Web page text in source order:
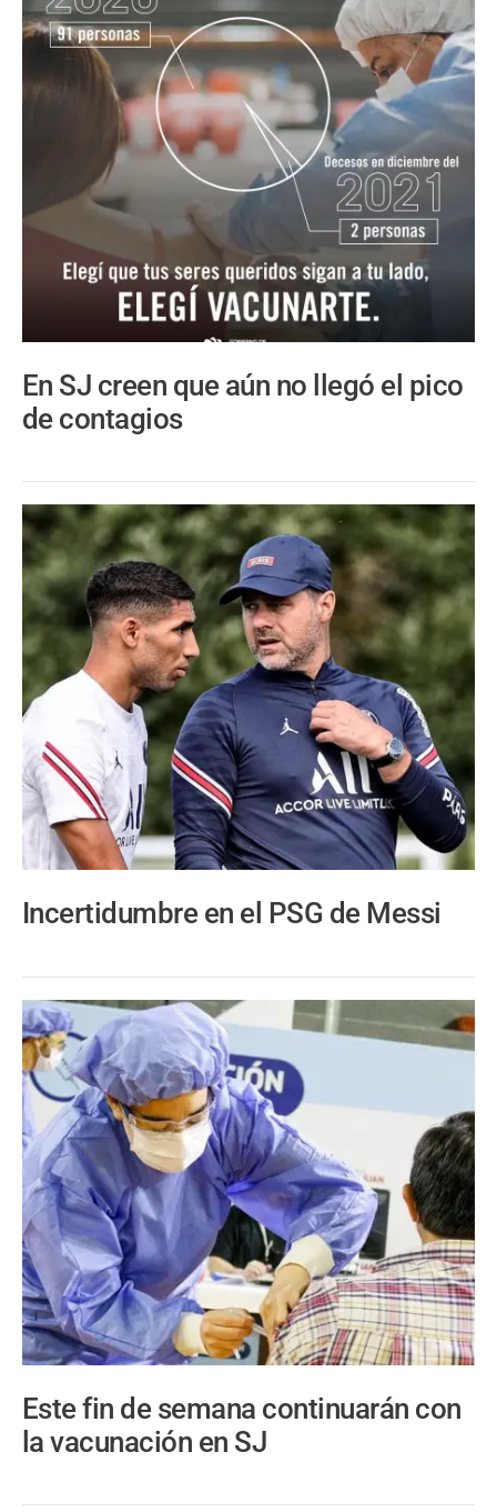
En SJ creen que aún no llegó el pico
de contagios
Incertidumbre en el PSG de Messi
Este fin de semana continuarán con
la vacunación en SJ